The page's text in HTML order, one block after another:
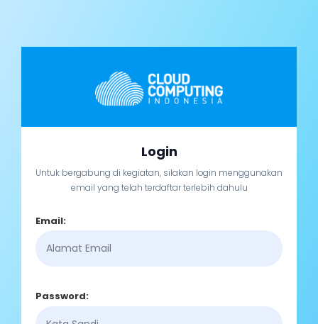
Login
Untuk bergabung di kegiatan, silakan login menggunakan
email yang telah terdaftar terlebih dahulu
Email:
Password: